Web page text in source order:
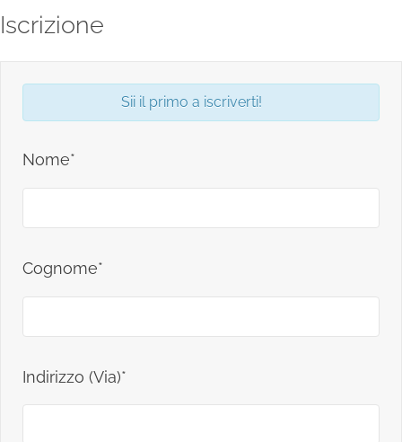
Iscrizione
Sii il primo a iscriverti!
Nome*
Cognome*
Indirizzo (Via)*